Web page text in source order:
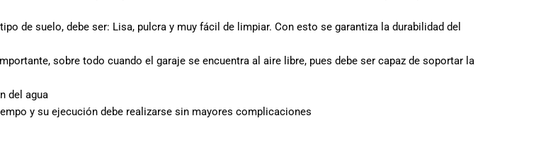
de suelo, debe ser: Lisa, pulcra y muy fácil de limpiar. Con esto se garantiza la durabilidad del
sobre todo cuando el garaje se encuentra al aire libre, pues debe ser capaz de soportar la
del agua
y su ejecución debe realizarse sin mayores complicaciones